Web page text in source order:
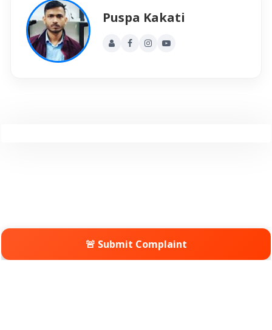
Puspa Kakati
🚨 Submit Complaint